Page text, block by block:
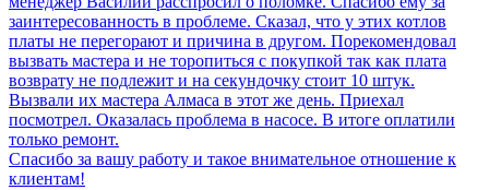
заинтересованность в проблеме. Сказал, что у этих котлов
платы не перегорают и причина в другом. Порекомендовал
вызвать мастера и не торопиться с покупкой так как плата
возврату не подлежит и на секундочку стоит 10 штук.
Вызвали их мастера Алмаса в этот же день. Приехал
посмотрел. Оказалась проблема в насосе. В итоге оплатили
только ремонт.
Спасибо за вашу работу и такое внимательное отношение к
клиентам!